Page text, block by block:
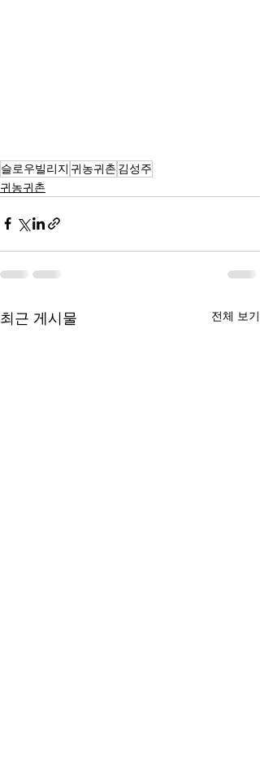
슬로우빌리지 귀농귀촌 김성주
귀농귀촌
최근 게시물 전체 보기